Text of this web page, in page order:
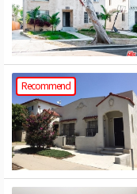
Recommend